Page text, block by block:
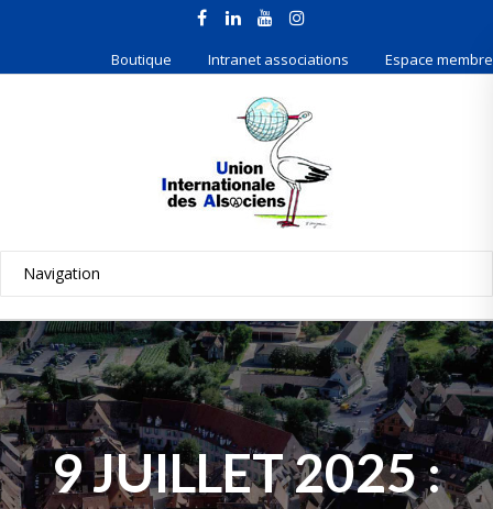
Boutique Intranet associations Espace membre
9 JUILLET 2025 :